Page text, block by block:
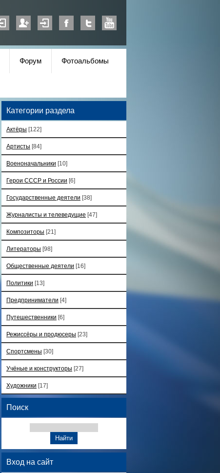
Форум Фотоальбомы
Категории раздела
Актёры [122]
Артисты [84]
Военоначальники [10]
Герои СССР и России [6]
Государственные деятели [38]
Журналисты и телеведущие [47]
Композиторы [21]
Литераторы [98]
Общественные деятели [16]
Политики [13]
Предприниматели [4]
Путешественники [6]
Режиссёры и продюсеры [23]
Спортсмены [30]
Учёные и конструкторы [27]
Художники [17]
Поиск
Вход на сайт